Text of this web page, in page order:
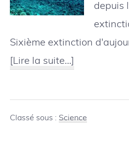
depuis
Sixième extinction
[Lire la suite…]
est
en
Classé sous : Science